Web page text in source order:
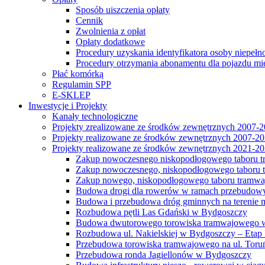
Sposób uiszczenia opłaty
Cennik
Zwolnienia z opłat
Opłaty dodatkowe
Procedury uzyskania identyfikatora osoby
Procedury otrzymania abonamentu dla pojazdu
Płać komórką
Regulamin SPP
E-SKLEP
Inwestycje i Projekty
Kanały technologiczne
Projekty zrealizowane ze środków zewnętrznych 2007-
Projekty realizowane ze środków zewnętrznych 2007-
Projekty realizowane ze środków zewnętrznych 2021-
Zakup nowoczesnego niskopodłogowego
Zakup nowoczesnego, niskopodłogowego
Zakup nowego, niskopodłogowego taboru
Budowa drogi dla rowerów w ramach
Budowa i przebudowa dróg gminnych na terenie
Rozbudowa pętli Las Gdański w Bydgoszczy
Budowa dwutorowego torowiska tramwajowego
Rozbudowa ul. Nakielskiej w Bydgoszczy – Etap
Przebudowa torowiska tramwajowego na ul.
Przebudowa ronda Jagiellonów w Bydgoszczy